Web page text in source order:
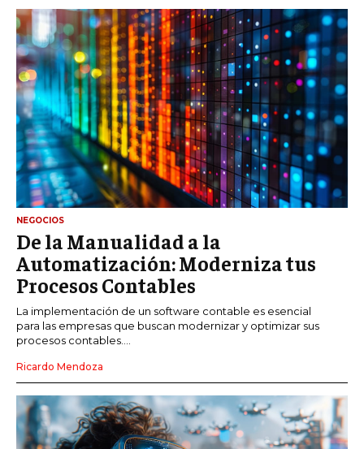
NEGOCIOS
De la Manualidad a la
Automatización: Moderniza tus
Procesos Contables
La implementación de un software contable es esencial
para las empresas que buscan modernizar y optimizar sus
procesos contables....
Ricardo Mendoza